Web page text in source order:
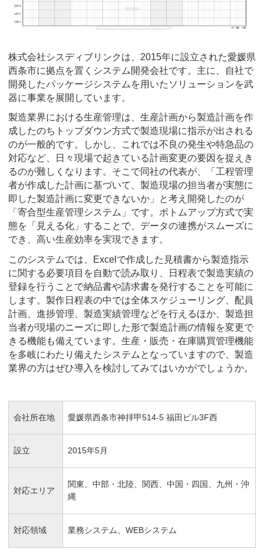
株式会社シスディブリンクは、2015年に設立された愛媛県
西条市に拠点を置くシステム開発会社です。主に、自社で
開発したパッケージシステムを用いたソリューションを武
器に事業を展開しています。
製造業界における生産管理は、生産計画から製造計画を作
成したのちトップダウン方式で製造現場に指示が出される
のが一般的です。しかし、これでは不良の発生や特急品の
対応など、日々現場で起きている計画変更の要因を捉えき
るのが難しくなります。そこで同社の代表が、「工程管理
者が作成した計画に基づいて、製造現場の担当者が実態に
即した製造計画に変更できないか」と考え開発したのが
「寄合型生産管理システム」です。ボトムアップ方式で実
態を「見える化」することで、データの連携がスムーズに
でき、高い生産効率を実現できます。
このシステムでは、Excelで作成した見積書から製造指示
に関する必要項目を自動で読み取り、日程表で製造実績の
登録を行うことで納品書や請求書を発行することを可能に
します。製作日程表の中では全体スケジューリング、配員
計画、進捗管理、製造実績管理などを行えるほか、製造担
当者が現場のニーズに即した形で製造計画の情報を変更で
きる機能も備えています。生産・販売・在庫購買管理機能
を多岐にわたり備えたシステムとなっていますので、製造
業界の方はぜひ導入を検討してみてはいかがでしょうか。
会社所在地 愛媛県西条市神拝甲514-5 福田ビル3F西
設立 2015年5月
対応エリア
関東、中部・北陸、関西、中国・四国、九州・沖
縄
対応領域 業務システム、WEBシステム